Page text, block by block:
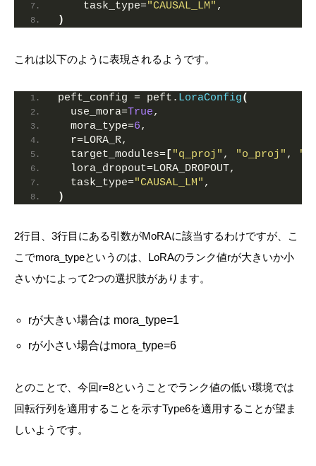
    task_type=
"CAUSAL_LM" ,
)
これは以下のように表現されるようです。
peft_config = peft. LoraConfig(
  use_mora=
True,
  mora_type=
6,
  r=LORA_R,
  target_modules=
[ "q_proj" , "o_proj" ,
  lora_dropout=LORA_DROPOUT,
  task_type=
"CAUSAL_LM" ,
)
2行目、3行目にある引数がMoRAに該当するわけですが、こ
こでmora_typeというのは、LoRAのランク値rが大きいか小
さいかによって2つの選択肢があります。
rが大きい場合は mora_type=1
rが小さい場合はmora_type=6
とのことで、今回r=8ということでランク値の低い環境では
回転行列を適用することを示すType6を適用することが望ま
しいようです。